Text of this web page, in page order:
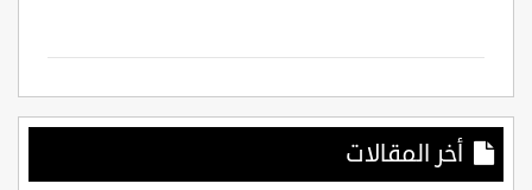
أخر المقالات